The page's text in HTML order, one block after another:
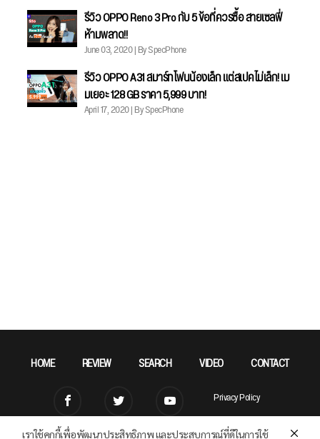
รีวิว OPPO Reno 3 Pro กับ 5 ข้อที่ควรซื้อ สายเซลฟี่
ห้ามพลาด!!
June 03, 2020 | By SpecPhone
รีวิว OPPO A31 สมาร์ทโฟนน้องเล็ก แต่สเปคไม่เล็ก! เม
มเยอะ 128 GB ราคา 5,999 บาท!
April 17, 2020 | By SpecPhone
HOME REVIEW SEARCH VIDEO CONTACT
Privacy Policy
เราใช้คุกกี้เพื่อพัฒนาประสิทธิภาพ และประสบการณ์ที่ดีในการใช้